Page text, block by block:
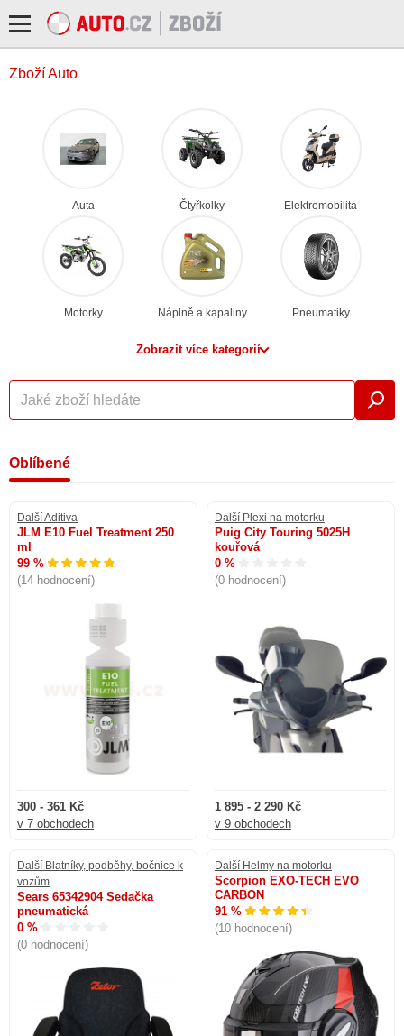
Zboží Auto
Auta Čtyřkolky Elektromobilita
Motorky Náplně a kapaliny Pneumatiky
Zobrazit více kategorií
Oblíbené
Další Aditiva
JLM E10 Fuel Treatment 250
ml
99 %
(14 hodnocení)
300 - 361 Kč
v 7 obchodech
Další Plexi na motorku
Puig City Touring 5025H
kouřová
0 %
(0 hodnocení)
1 895 - 2 290 Kč
v 9 obchodech
Další Blatníky, podběhy, bočnice k
vozům
Sears 65342904 Sedačka
pneumatická
0 %
(0 hodnocení)
Další Helmy na motorku
Scorpion EXO-TECH EVO
CARBON
91 %
(10 hodnocení)